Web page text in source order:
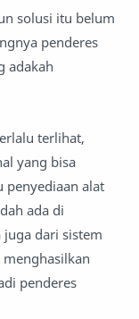
solusi itu belum
penderes
adakah
terlihat,
yang bisa
penyediaan alat
ada di
juga dari sistem
penderes